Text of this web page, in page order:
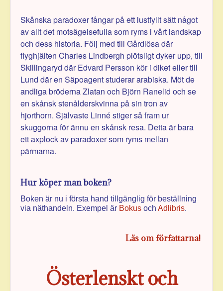
Skånska paradoxer fångar på ett lustfyllt sätt något
av allt det motsägelsefulla som ryms i vårt landskap
och dess historia. Följ med till Gårdlösa där
flyghjälten Charles Lindbergh plötsligt dyker upp, till
Skillingaryd där Edvard Persson kör i diket eller till
Lund där en Säpoagent studerar arabiska. Möt de
andliga brö­derna Zlatan och Björn Ranelid och se
en skånsk stenålders­kvinna på sin tron av
hjorthorn. Självaste Linné stiger så fram ur
skuggorna för ännu en skånsk resa. Detta är bara
ett axplock av paradoxer som ryms mellan
pärmarna.
Hur köper man boken?
Boken är nu i första hand tillgänglig för beställning
via näthandeln. Exempel är Bokus och Adlibris.
Läs om författarna!
Österlenskt och